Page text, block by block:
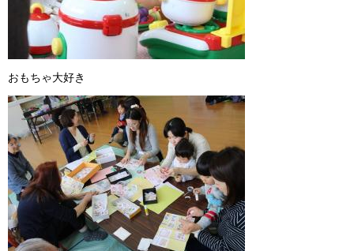
おもちゃ大好き